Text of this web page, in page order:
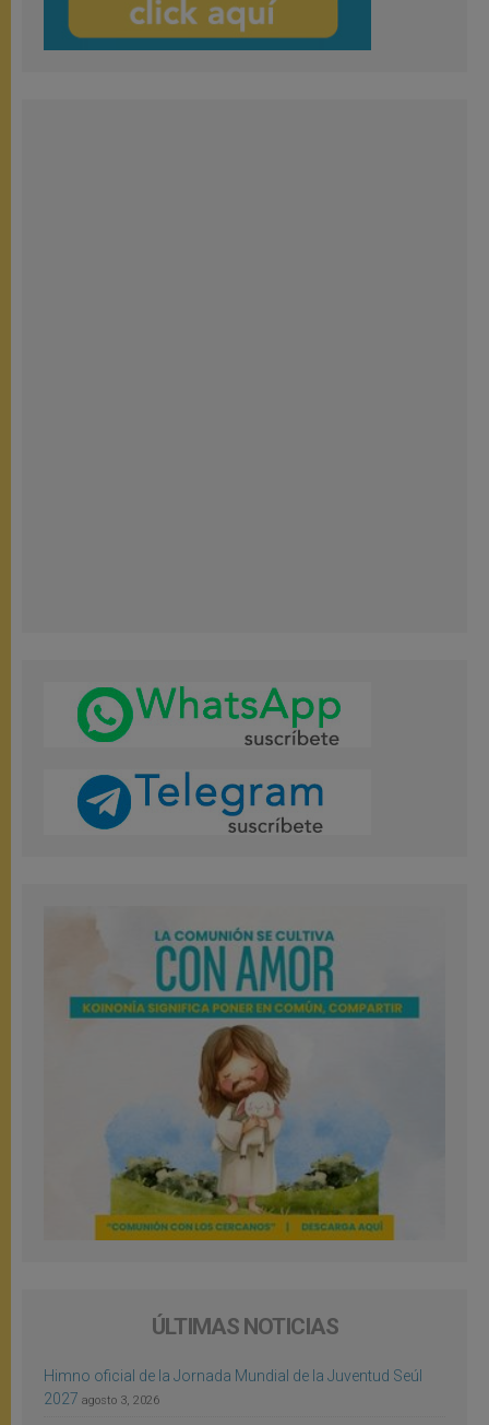
ÚLTIMAS NOTICIAS
Himno oficial de la Jornada Mundial de la Juventud Seúl
2027 agosto 3, 2026